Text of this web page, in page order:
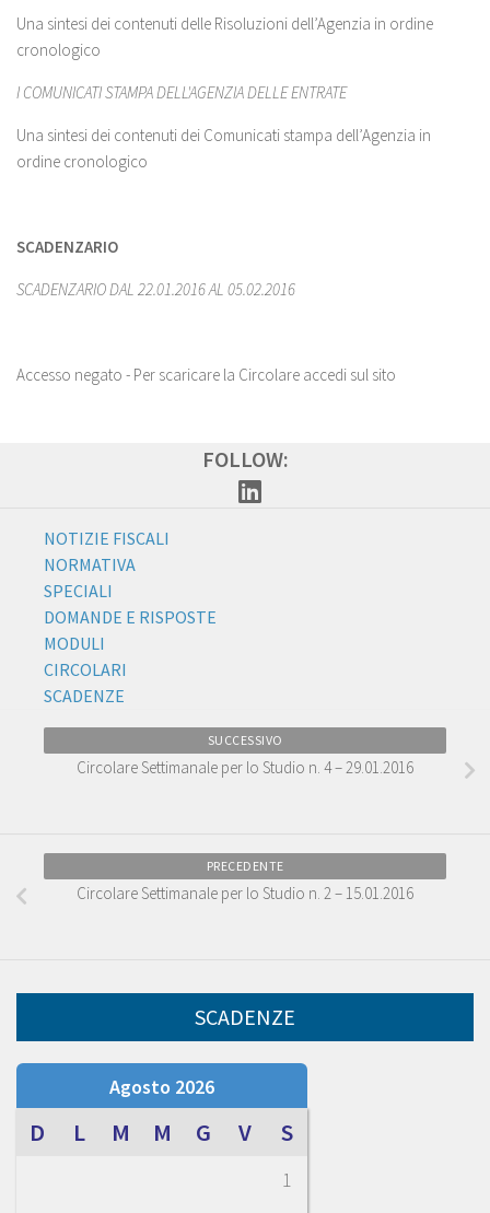
Una sintesi dei contenuti delle Risoluzioni dell’Agenzia in ordine
cronologico
I COMUNICATI STAMPA DELL'AGENZIA DELLE ENTRATE
Una sintesi dei contenuti dei Comunicati stampa dell’Agenzia in
ordine cronologico
SCADENZARIO
SCADENZARIO DAL 22.01.2016 AL 05.02.2016
Accesso negato - Per scaricare la Circolare accedi sul sito
FOLLOW:
NOTIZIE FISCALI
NORMATIVA
SPECIALI
DOMANDE E RISPOSTE
MODULI
CIRCOLARI
SCADENZE
SUCCESSIVO
Circolare Settimanale per lo Studio n. 4 – 29.01.2016
PRECEDENTE
Circolare Settimanale per lo Studio n. 2 – 15.01.2016
SCADENZE
Agosto 2026
D L M M G V S
1